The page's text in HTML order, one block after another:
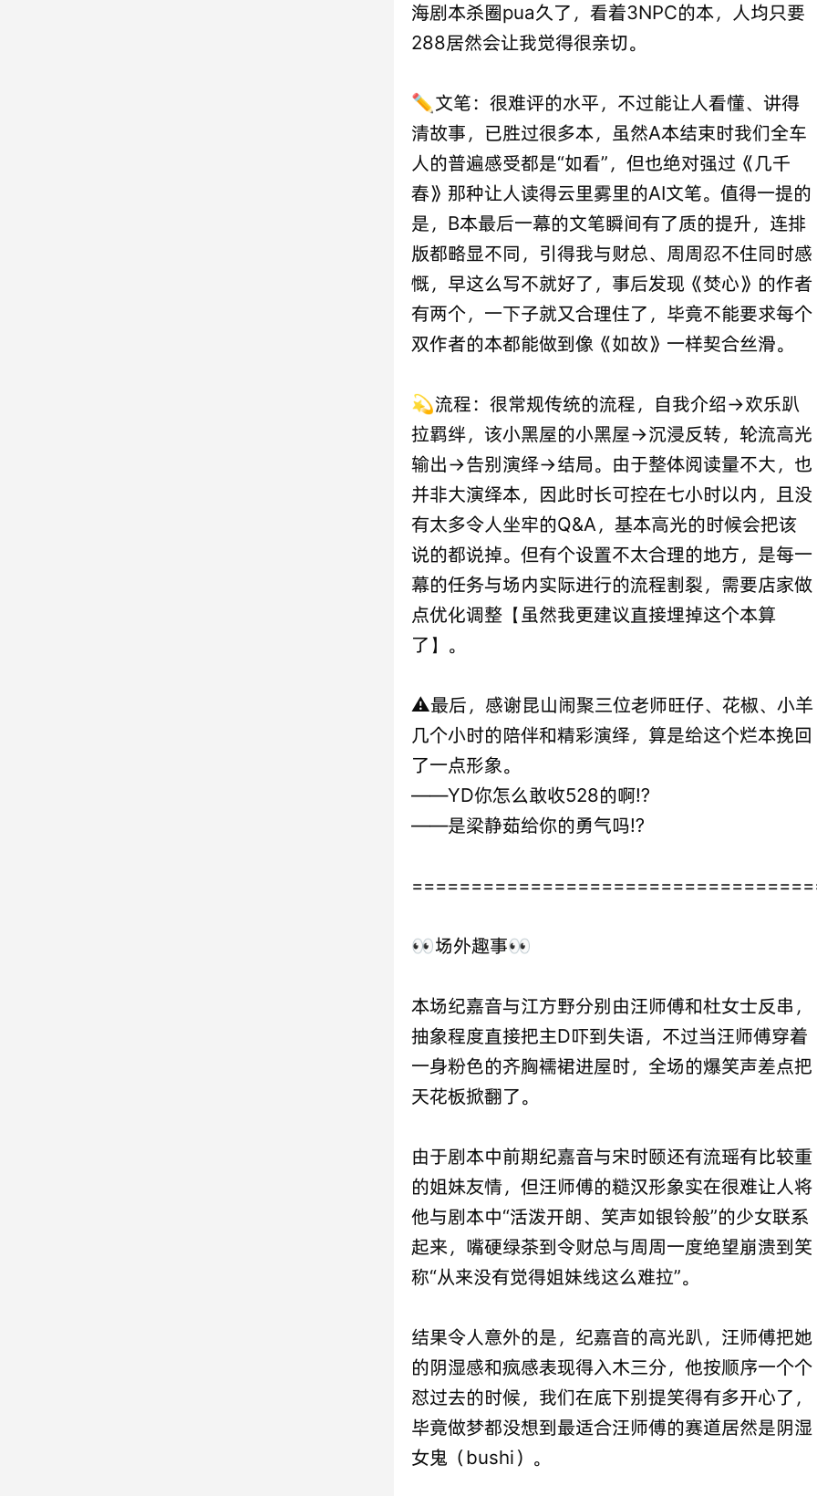
海剧本杀圈pua久了，看着3NPC的本，人均只要
288居然会让我觉得很亲切。
✏️文笔：很难评的水平，不过能让人看懂、讲得
清故事，已胜过很多本，虽然A本结束时我们全车
人的普遍感受都是“如看”，但也绝对强过《几千
春》那种让人读得云里雾里的AI文笔。值得一提的
是，B本最后一幕的文笔瞬间有了质的提升，连排
版都略显不同，引得我与财总、周周忍不住同时感
慨，早这么写不就好了，事后发现《焚心》的作者
有两个，一下子就又合理住了，毕竟不能要求每个
双作者的本都能做到像《如故》一样契合丝滑。
💫流程：很常规传统的流程，自我介绍→欢乐趴
拉羁绊，该小黑屋的小黑屋→沉浸反转，轮流高光
输出→告别演绎→结局。由于整体阅读量不大，也
并非大演绎本，因此时长可控在七小时以内，且没
有太多令人坐牢的Q&A，基本高光的时候会把该
说的都说掉。但有个设置不太合理的地方，是每一
幕的任务与场内实际进行的流程割裂，需要店家做
点优化调整【虽然我更建议直接埋掉这个本算
了】。
⚠️最后，感谢昆山闹聚三位老师旺仔、花椒、小羊
几个小时的陪伴和精彩演绎，算是给这个烂本挽回
了一点形象。
——YD你怎么敢收528的啊⁉️
——是梁静茹给你的勇气吗⁉️
👀场外趣事👀
本场纪嘉音与江方野分别由汪师傅和杜女士反串，
抽象程度直接把主D吓到失语，不过当汪师傅穿着
一身粉色的齐胸襦裙进屋时，全场的爆笑声差点把
天花板掀翻了。
由于剧本中前期纪嘉音与宋时颐还有流瑶有比较重
的姐妹友情，但汪师傅的糙汉形象实在很难让人将
他与剧本中“活泼开朗、笑声如银铃般”的少女联系
起来，嘴硬绿茶到令财总与周周一度绝望崩溃到笑
称“从来没有觉得姐妹线这么难拉”。
结果令人意外的是，纪嘉音的高光趴，汪师傅把她
的阴湿感和疯感表现得入木三分，他按顺序一个个
怼过去的时候，我们在底下别提笑得有多开心了，
毕竟做梦都没想到最适合汪师傅的赛道居然是阴湿
女鬼（bushi）。